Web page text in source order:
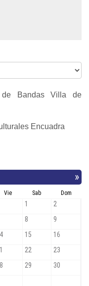
Bandas Villa de
Encuadra